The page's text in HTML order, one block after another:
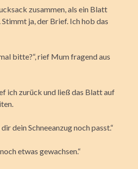
zusammen, als ein Blatt
ja, der Brief. Ich hob das
bitte?“, rief Mum fragend aus
ich zurück und ließ das Blatt auf
dein Schneeanzug noch passt.“
etwas gewachsen.“